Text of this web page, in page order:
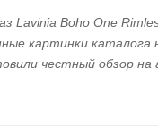
Lavinia Boho One
картинки каталога
честный обзор